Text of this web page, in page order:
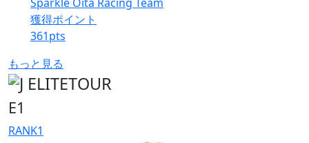
獲得ポイント
361pts
もっと見る
E1
RANK1